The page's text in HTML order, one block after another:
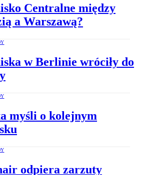
Centralne między
a Warszawą?
w Berlinie wróciły do
myśli o kolejnym
odpiera zarzuty